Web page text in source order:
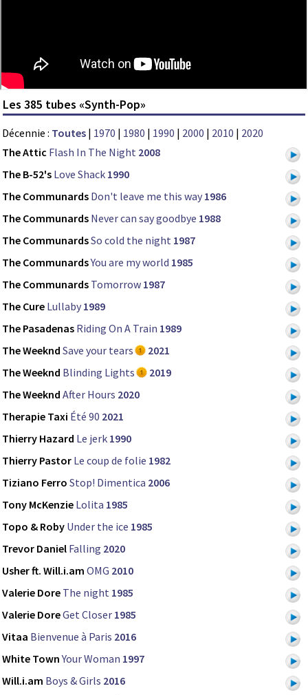
Les 385 tubes «Synth-Pop»
Décennie : Toutes | 1970 | 1980 | 1990 | 2000 | 2010 | 2020
The Attic Flash In The Night 2008
The B-52's Love Shack 1990
The Communards Don't leave me this way 1986
The Communards Never can say goodbye 1988
The CommunardsSo cold the night 1987
The CommunardsYou are my world 1985
The Communards Tomorrow 1987
The Cure Lullaby 1989
The Pasadenas Riding On A Train 1989
The Weeknd Save your tears
2021
The Weeknd Blinding Lights
2019
The Weeknd After Hours 2020
Therapie Taxi Été 90 2021
Thierry Hazard Le jerk 1990
Thierry Pastor Le coup de folie 1982
Tiziano Ferro Stop! Dimentica 2006
Tony McKenzie Lolita 1985
Topo & Roby Under the ice 1985
Trevor Daniel Falling 2020
Usher ft. Will.i.am OMG 2010
Valerie Dore The night 1985
Valerie DoreGet Closer 1985
Vitaa Bienvenue à Paris 2016
White Town Your Woman 1997
Will.i.am Boys & Girls 2016